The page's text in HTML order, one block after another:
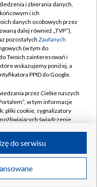
TVP
w likwidacji
i zbierania danych,
i ich
danych osobowych przez
dalej również „TVP”),
pozostałych Zaufanych
(w tym do
Twoich zainteresowań i
wskazujemy poniżej, a
PPID do Google.
przez Ciebie naszych
w tym informacje
pliki cookie, sygnalizatory
świadczenie
przez Ciebie
adresy IP, identyfikatory
do serwisu